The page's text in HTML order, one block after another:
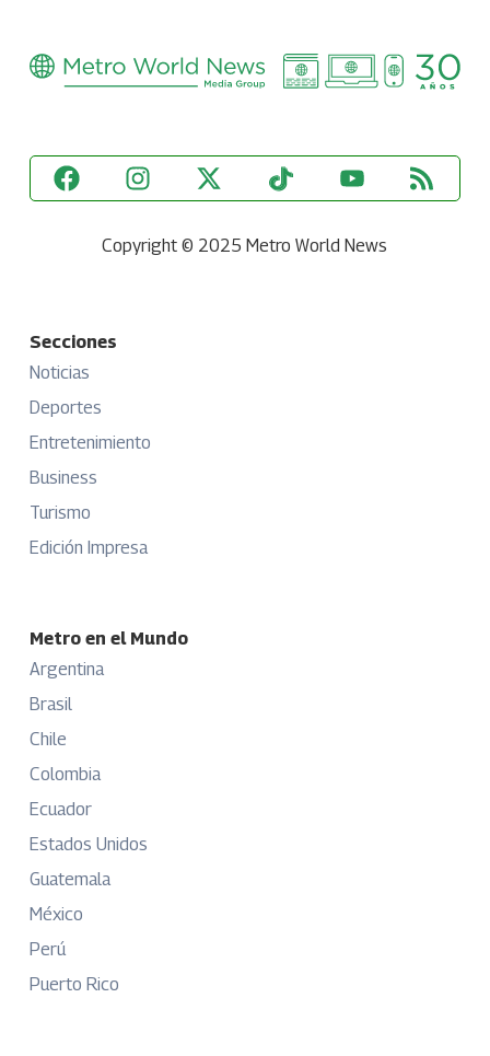
Copyright © 2025 Metro World News
Secciones
Noticias
Deportes
Entretenimiento
Business
Turismo
Edición Impresa
Metro en el Mundo
Argentina
Brasil
Chile
Colombia
Ecuador
Estados Unidos
Guatemala
México
Perú
Puerto Rico